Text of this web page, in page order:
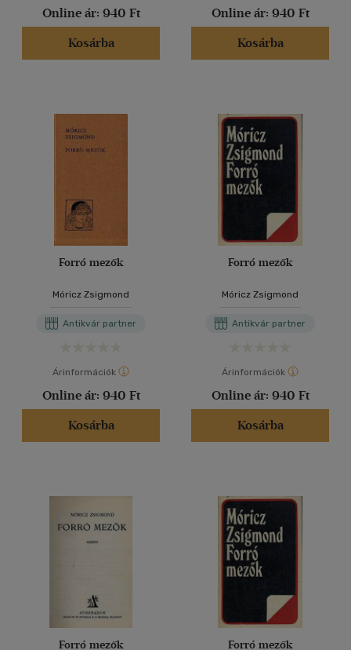
Online ár: 940 Ft
Kosárba
Online ár: 940 Ft
Kosárba
Forró mezők
Móricz Zsigmond
Antikvár partner
Árinformációk
Online ár: 940 Ft
Kosárba
Forró mezők
Móricz Zsigmond
Antikvár partner
Árinformációk
Online ár: 940 Ft
Kosárba
Forró mezők Forró mezők